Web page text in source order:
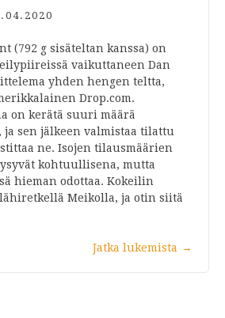
(792 g sisäteltan kanssa) on
vaikuttaneen Dan
yhden hengen teltta,
Drop.com.
on kerätä suuri määrä
sen jälkeen valmistaa tilattu
ne. Isojen tilausmäärien
kohtuullisena, mutta
hieman odottaa. Kokeilin
Meikolla, ja otin siitä
Jatka lukemista →